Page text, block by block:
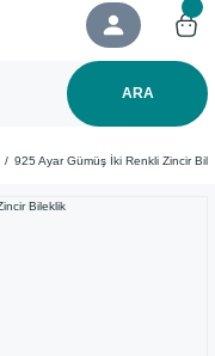
ARA
​925 Ayar Gümüş İki Renkli Zincir